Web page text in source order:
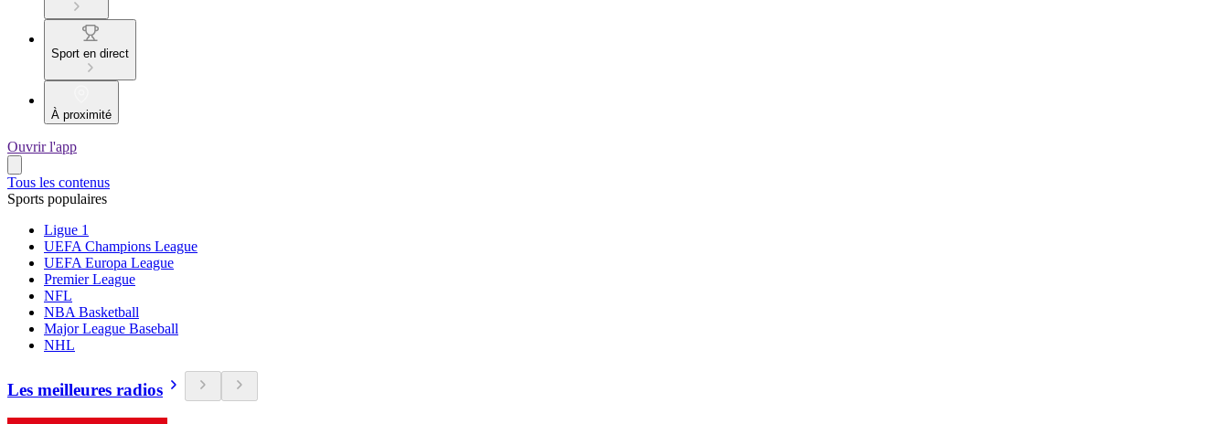
Sport en direct
À proximité
Ouvrir l'app
Tous les contenus
Sports populaires
Ligue 1
UEFA Champions League
UEFA Europa League
Premier League
NFL
NBA Basketball
Major League Baseball
NHL
Les meilleures radios